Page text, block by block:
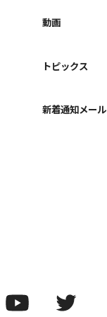
動画
トピックス
新着通知メール